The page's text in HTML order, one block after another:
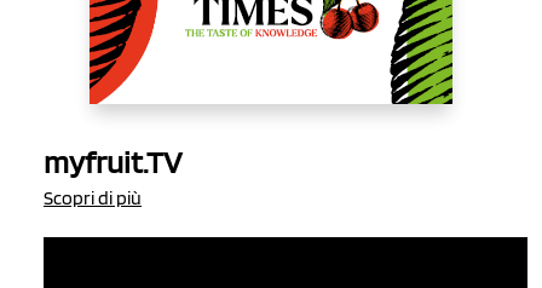
myfruit.TV
Scopri di più